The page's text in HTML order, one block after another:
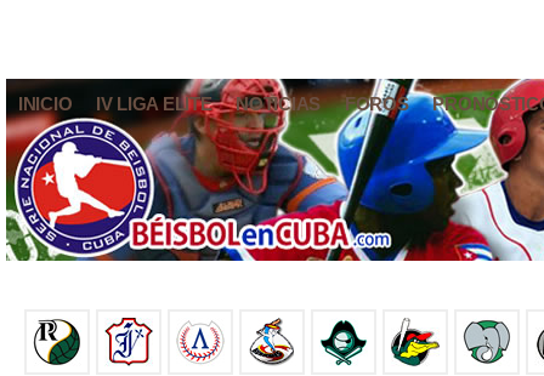
INICIO IV LIGA ELITE NOTICIAS FOROS